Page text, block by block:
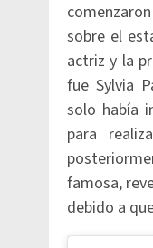
sobre el
actriz y la
fue Sylvia
solo había
para
famosa,
debido a